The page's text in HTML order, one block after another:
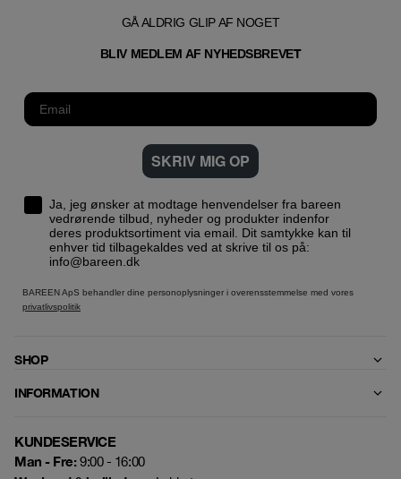
GÅ ALDRIG GLIP AF NOGET
BLIV MEDLEM AF NYHEDSBREVET
SKRIV MIG OP
Ja, jeg ønsker at modtage henvendelser fra bareen
vedrørende tilbud, nyheder og produkter indenfor
deres produktsortiment via email. Dit samtykke kan til
enhver tid tilbagekaldes ved at skrive til os på:
info@bareen.dk
BAREEN ApS behandler dine personoplysninger i overensstemmelse med vores
privatlivspolitik
SHOP
INFORMATION
KUNDESERVICE
Man - Fre:9:00 - 16:00